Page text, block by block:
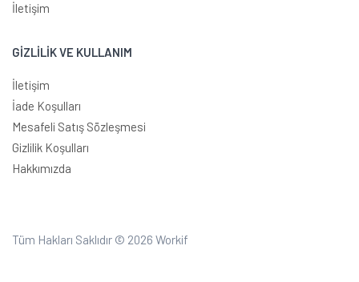
İletişim
GİZLİLİK VE KULLANIM
İletişim
İade Koşulları
Mesafeli Satış Sözleşmesi
Gizlilik Koşulları
Hakkımızda
Tüm Hakları Saklıdır © 2026 Workif